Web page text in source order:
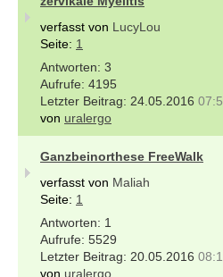
verfasst von LucyLou
Seite: 1
3
4195
24.05.2016
von uralergo
Ganzbeinorthese FreeWalk
verfasst von Maliah
Seite: 1
1
5529
20.05.2016
von uralergo